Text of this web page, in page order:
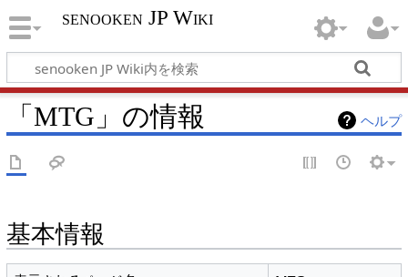
senooken JP Wiki
ヘルプ
「MTG」の情報
基本情報